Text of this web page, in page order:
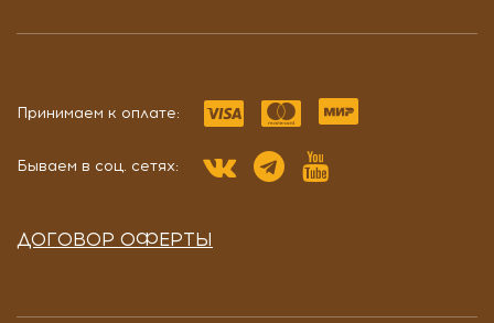
Принимаем к оплате:
Бываем в соц. сетях:
ДОГОВОР ОФЕРТЫ